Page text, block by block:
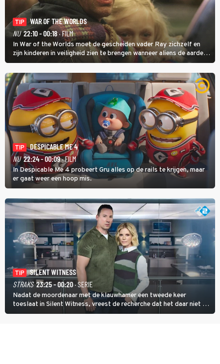
TIP
WAR OF THE WORLDS
NU 22:10 - 00:18· FILM
In War of the Worlds moet de gescheiden vader Ray zichzelf en
zijn kinderen in veiligheid zien te brengen wanneer aliens de aarde
aanvallen.
TIP
DESPICABLE ME 4
NU 22:24 - 00:09· FILM
In Despicable Me 4 probeert Gru alles op de rails te krijgen, maar
er gaat weer een hoop mis.
TIP
SILENT WITNESS
STRAKS 23:25 - 00:20· SERIE
Nadat de moordenaar met de klauwhamer een tweede keer
toeslaat in Silent Witness, vreest de recherche dat het daar niet bij
blijft en vinden Kit en Jack op de plaats delict een foto met nog